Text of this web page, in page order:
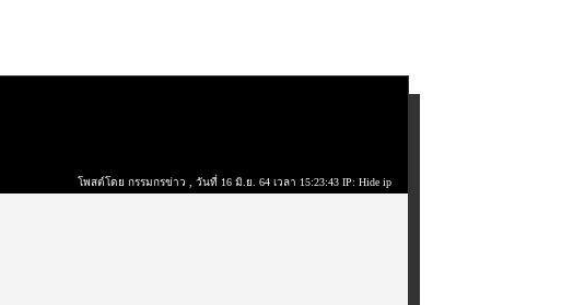
โพสต์โดย กรรมกรข่าว , วันที่ 16 มิ.ย. 64 เวลา 15:23:43 IP: Hide ip